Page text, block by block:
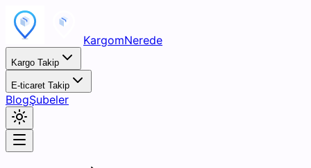
KargomNerede
Kargo Takip
E-ticaret Takip
BlogŞubeler